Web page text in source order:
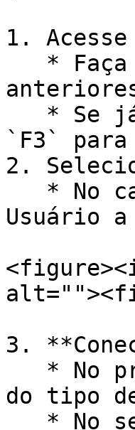
1. Acesse
`F3`
2.
Usuário
3.
do tipo